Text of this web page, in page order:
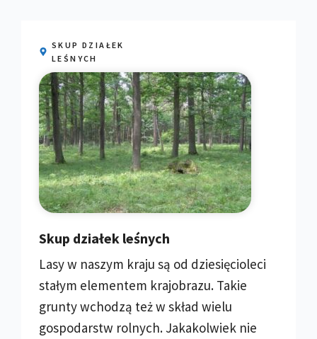
SKUP DZIAŁEK
LEŚNYCH
Skup działek leśnych
Lasy w naszym kraju są od dziesięcioleci
stałym elementem krajobrazu. Takie
grunty wchodzą też w skład wielu
gospodarstw rolnych. Jakakolwiek nie